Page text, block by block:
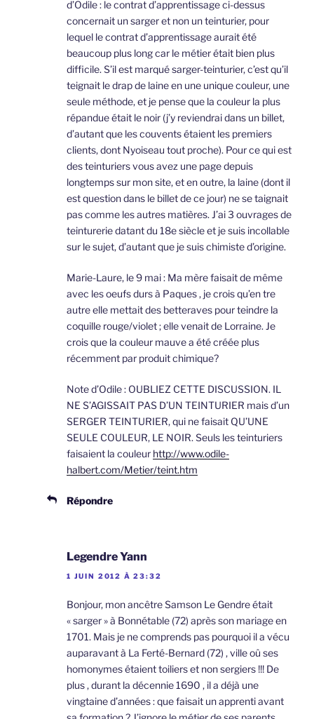
d’Odile : le contrat d’apprentissage ci-dessus
concernait un sarger et non un teinturier, pour
lequel le contrat d’apprentissage aurait été
beaucoup plus long car le métier était bien plus
difficile. S’il est marqué sarger-teinturier, c’est qu’il
teignait le drap de laine en une unique couleur, une
seule méthode, et je pense que la couleur la plus
répandue était le noir (j’y reviendrai dans un billet,
d’autant que les couvents étaient les premiers
clients, dont Nyoiseau tout proche). Pour ce qui est
des teinturiers vous avez une page depuis
longtemps sur mon site, et en outre, la laine (dont il
est question dans le billet de ce jour) ne se taignait
pas comme les autres matières. J’ai 3 ouvrages de
teinturerie datant du 18e siècle et je suis incollable
sur le sujet, d’autant que je suis chimiste d’origine.
Marie-Laure, le 9 mai : Ma mère faisait de même
avec les oeufs durs à Paques , je crois qu’en tre
autre elle mettait des betteraves pour teindre la
coquille rouge/violet ; elle venait de Lorraine. Je
crois que la couleur mauve a été créée plus
récemment par produit chimique?
Note d’Odile : OUBLIEZ CETTE DISCUSSION. IL
NE S’AGISSAIT PAS D’UN TEINTURIER mais d’un
SERGER TEINTURIER, qui ne faisait QU’UNE
SEULE COULEUR, LE NOIR. Seuls les teinturiers
faisaient la couleur http://www.odile-
halbert.com/Metier/teint.htm
Répondre
Legendre Yann
1 JUIN 2012 À 23:32
Bonjour, mon ancêtre Samson Le Gendre était
« sarger » à Bonnétable (72) après son mariage en
1701. Mais je ne comprends pas pourquoi il a vécu
auparavant à La Ferté-Bernard (72) , ville oû ses
homonymes étaient toiliers et non sergiers !!! De
plus , durant la décennie 1690 , il a déjà une
vingtaine d’années : que faisait un apprenti avant